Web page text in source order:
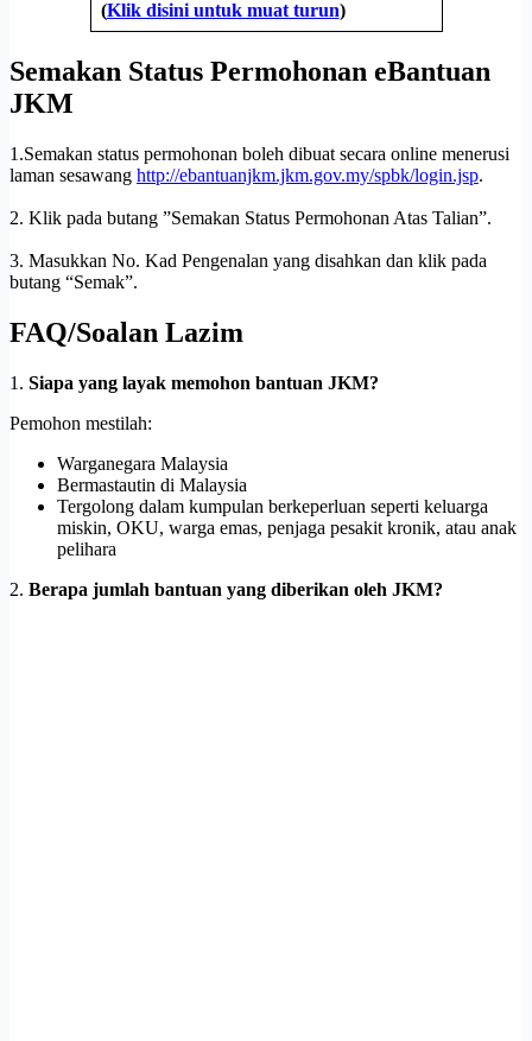
(Klik disini untuk muat turun)
Semakan Status Permohonan eBantuan
JKM
1.Semakan status permohonan boleh dibuat secara online menerusi
laman sesawang http://ebantuanjkm.jkm.gov.my/spbk/login.jsp.
2. Klik pada butang ”Semakan Status Permohonan Atas Talian”.
3. Masukkan No. Kad Pengenalan yang disahkan dan klik pada
butang “Semak”.
FAQ/Soalan Lazim
1. Siapa yang layak memohon bantuan JKM?
Pemohon mestilah:
Warganegara Malaysia
Bermastautin di Malaysia
Tergolong dalam kumpulan berkeperluan seperti keluarga
miskin, OKU, warga emas, penjaga pesakit kronik, atau anak
pelihara
2. Berapa jumlah bantuan yang diberikan oleh JKM?